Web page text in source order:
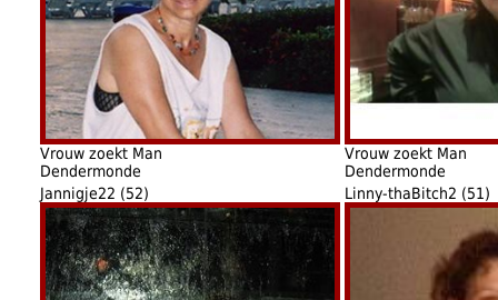
Vrouw zoekt Man
Dendermonde
Vrouw zoekt Man
Dendermonde
Jannigje22 (52)
Linny-thaBitch2 (51)